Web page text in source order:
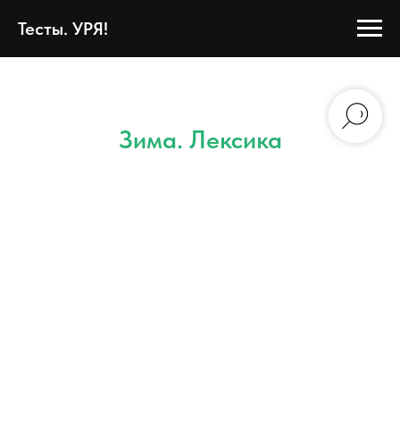
Тесты. УРЯ!
Зима. Лексика